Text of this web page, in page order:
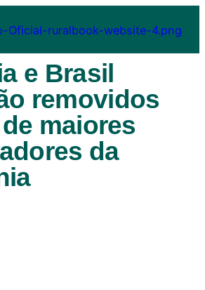
e Brasil
removidos
maiores
da